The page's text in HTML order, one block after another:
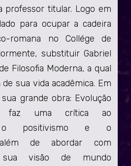
professor titular. Logo em
para ocupar a cadeira
romana no Collége de
substituir Gabriel
Filosofia Moderna, a qual
sua vida acadêmica. Em
grande obra: Evolução
faz uma crítica ao
o positivismo e o
além de abordar com
sua visão de mundo